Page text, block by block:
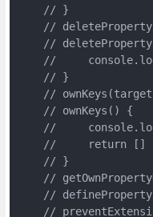
    // }
// deleteProperty(target, key) 		拦截 delete
//
//
    // }
// ownKeys(target) 			拦截Object.getOwnPropertyNames,Object.getOwnPropertySymbols,					Object.keys，返回
    // ownKeys() {
//
    //     return []
    // }
//
// defineProperty(target, key, descripor)
// preventExtensions(target) 		拦截